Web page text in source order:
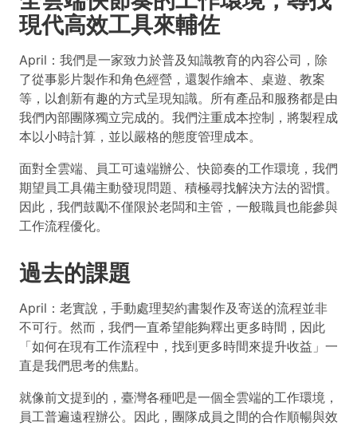
現代高效工具來輔佐
April：我們是一家致力於普及知識教育的內容公司，除
了從事影片製作和角色經營，還製作繪本、桌遊、教案
等，以創新有趣的方式呈現知識。所有產品和服務都是由
我們內部團隊獨立完成的。我們注重成本控制，將製程成
本以小時計算，並以嚴格的態度管理成本。
面對全雲端、員工可遠端辦公、快節奏的工作環境，我們
期望員工具備主動發現問題、積極尋找解決方法的習慣。
因此，我們鼓勵不僅限於老闆和主管，一般職員也能參與
工作流程優化。
過去的課題
April：老實說，手動處理契約書製作及寄送的流程並非
不可行。然而，我們一直希望能夠釋出更多時間，因此
「如何在現有工作流程中，找到更多時間來提升收益」一
直是我們思考的焦點。
就像前文提到的，臺灣各種吧是一個全雲端的工作環境，
員工普遍遠程辦公。因此，團隊成員之間的合作順暢與效